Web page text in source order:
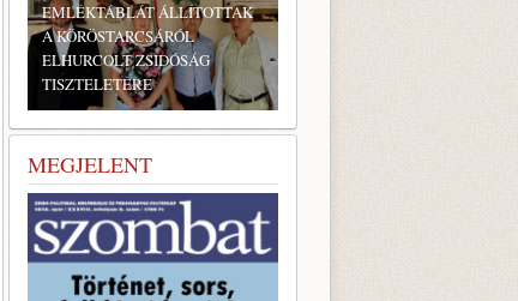
EMLÉKTÁBLÁT ÁLLÍTOTTAK
A KÖRÖSTARCSÁRÓL
ELHURCOLT ZSIDÓSÁG
TISZTELETÉRE
MEGJELENT